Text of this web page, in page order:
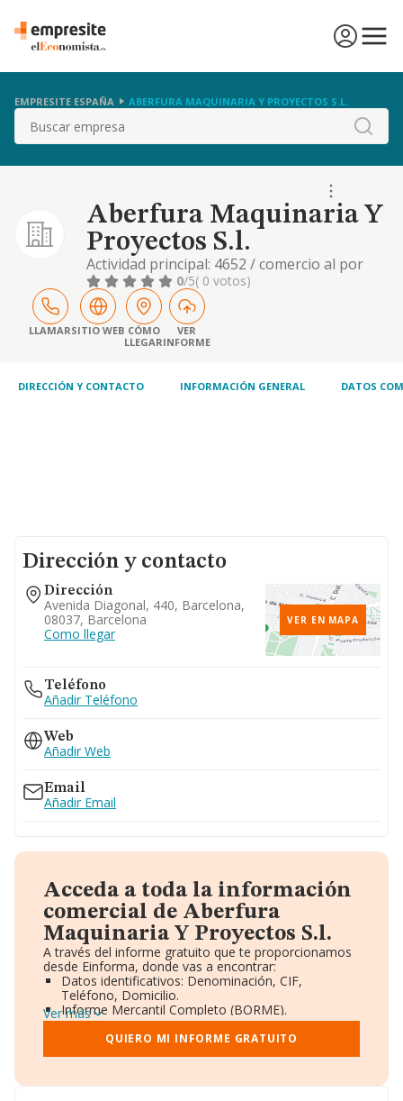
EMPRESITE ESPAÑA ABERFURA MAQUINARIA Y PROYECTOS S.L.
Buscar
Aberfura Maquinaria Y
Proyectos S.l.
Actividad principal: 4652 / comercio al por
mayor de equipos electronicos y de
telecomunicaciones y sus componentes.
otras actividades: 4643 / comercio al por
mayor de aparatos electrodomesticos, etc
0/5( 0 votos)
LLAMARSITIO WEB CÓMO
LLEGAR
VER
INFORME
DIRECCIÓN Y CONTACTO INFORMACIÓN GENERAL DATOS
Dirección y contacto
Dirección
Avenida Diagonal, 440, Barcelona,
08037, Barcelona
Como llegar
VER EN MAPA
Teléfono
Añadir Teléfono
Web
Añadir Web
Email
Añadir Email
Acceda a toda la información
comercial de Aberfura
Maquinaria Y Proyectos S.l.
A través del informe gratuito que te proporcionamos
desde Einforma, donde vas a encontrar:
Datos identificativos: Denominación, CIF,
Teléfono, Domicilio.
Informe Mercantil Completo (BORME).
Gráficos de Evolución Ventas y Empleados.
Consejo de Administración y Administradores.
Directivos y Ejecutivos.
Ver más
QUIERO MI INFORME GRATUITO